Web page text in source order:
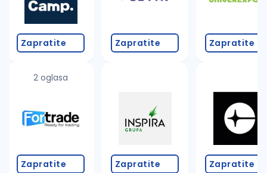
Zapratite
2 oglasa
Zapratite
Zapratite
Zapratite
Zapratite
Zapratite